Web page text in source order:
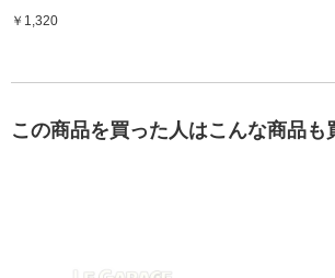
￥1,320
この商品を買った人はこんな商品も